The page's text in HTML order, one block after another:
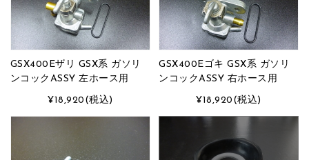
GSX400Eザリ GSX系 ガソリ
ンコックASSY 左ホース用
¥18,920 (税込)
GSX400Eゴキ GSX系 ガソリ
ンコックASSY 右ホース用
¥18,920 (税込)